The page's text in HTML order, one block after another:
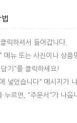
릭하셔서 들어갑니다.
메뉴 또는 사진이나 상품
기"를 클릭하세요!
넣었습니다" 메시지가
누르면, "주문서"가 나옵